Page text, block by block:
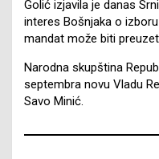
Golić izjavila je danas
interes Bošnjaka o
mandat može biti
Narodna skupština
septembra novu Vladu
Savo Minić.